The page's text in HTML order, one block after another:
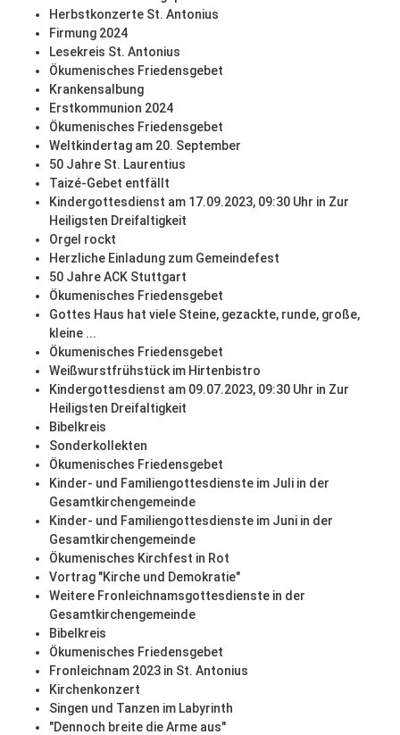
Herbstkonzerte St. Antonius
Firmung 2024
Lesekreis St. Antonius
Ökumenisches Friedensgebet
Krankensalbung
Erstkommunion 2024
Ökumenisches Friedensgebet
Weltkindertag am 20. September
50 Jahre St. Laurentius
Taizé-Gebet entfällt
Kindergottesdienst am 17.09.2023, 09:30 Uhr in Zur
Heiligsten Dreifaltigkeit
Orgel rockt
Herzliche Einladung zum Gemeindefest
50 Jahre ACK Stuttgart
Ökumenisches Friedensgebet
Gottes Haus hat viele Steine, gezackte, runde, große,
kleine ...
Ökumenisches Friedensgebet
Weißwurstfrühstück im Hirtenbistro
Kindergottesdienst am 09.07.2023, 09:30 Uhr in Zur
Heiligsten Dreifaltigkeit
Bibelkreis
Sonderkollekten
Ökumenisches Friedensgebet
Kinder- und Familiengottesdienste im Juli in der
Gesamtkirchengemeinde
Kinder- und Familiengottesdienste im Juni in der
Gesamtkirchengemeinde
Ökumenisches Kirchfest in Rot
Vortrag "Kirche und Demokratie"
Weitere Fronleichnamsgottesdienste in der
Gesamtkirchengemeinde
Bibelkreis
Ökumenisches Friedensgebet
Fronleichnam 2023 in St. Antonius
Kirchenkonzert
Singen und Tanzen im Labyrinth
"Dennoch breite die Arme aus"